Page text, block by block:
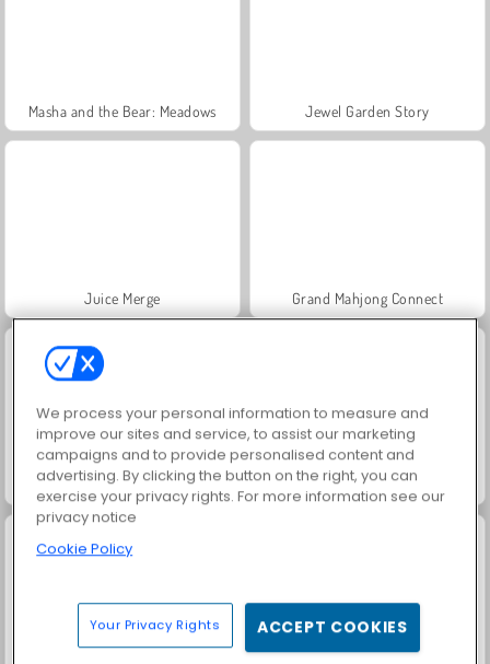
Masha and the Bear: Meadows Jewel Garden Story
Juice Merge Grand Mahjong Connect
Trollface Quest: USA 2 Farm Merge Valley
We process your personal information to measure and
improve our sites and service, to assist our marketing
campaigns and to provide personalised content and
advertising. By clicking the button on the right, you can
exercise your privacy rights. For more information see our
privacy notice
Cookie Policy
Your Privacy Rights ACCEPT COOKIES